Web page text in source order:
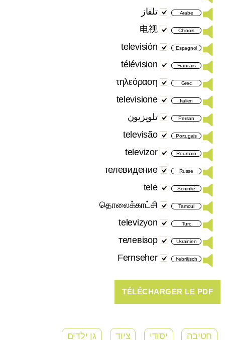
Arabe تلفاز
Chinois
电视
Espagnol
televisión
Français
télévision
Grec
τηλεόραση
Italien
televisione
Persan تلویزیون
Portugais
televisão
Roumain
televizor
Russe
телевидение
Soninké
tele
Tamoul
தொலைக்காட்சி
Turc
televizyon
Ukrainien
телевізор
hebräisch
Fernseher
חטיבה יסודי ציוד גן ילדים